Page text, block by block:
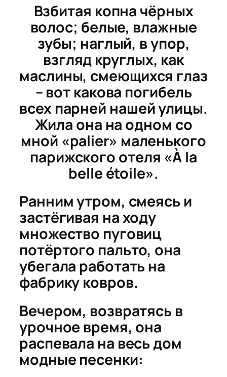
Взбитая копна чёрных
волос; белые, влажные
зубы; наглый, в упор,
взгляд круглых, как
маслины, смеющихся глаз
– вот какова погибель
всех парней нашей улицы.
Жила она на одном со
мной «palier» маленького
парижского отеля «À la
belle étoile».
Ранним утром, смеясь и
застёгивая на ходу
множество пуговиц
потёртого пальто, она
убегала работать на
фабрику ковров.
Вечером, возвратясь в
урочное время, она
распевала на весь дом
модные песенки: